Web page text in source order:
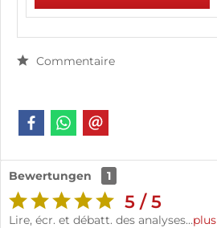
Commentaire
Bewertungen 1
5 / 5
Lire, écr. et débatt. des analyses…plus